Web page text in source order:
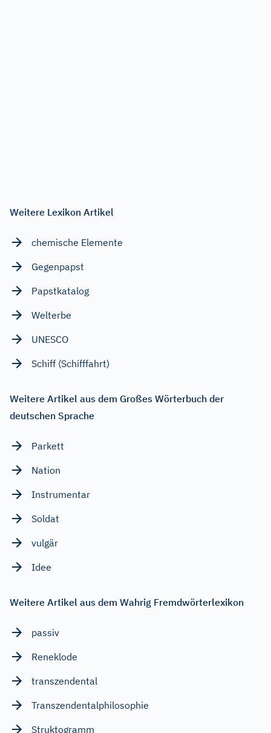
Weitere Lexikon Artikel
chemische Elemente
Gegenpapst
Papstkatalog
Welterbe
UNESCO
Schiff (Schifffahrt)
Weitere Artikel aus dem Großes Wörterbuch der
deutschen Sprache
Parkett
Nation
Instrumentar
Soldat
vulgär
Idee
Weitere Artikel aus dem Wahrig Fremdwörterlexikon
passiv
Reneklode
transzendental
Transzendentalphilosophie
Struktogramm